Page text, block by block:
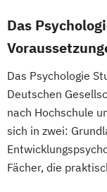
Das
Das Psychologie
Deutschen
nach Hochschule
sich in zwei:
Fächer, die